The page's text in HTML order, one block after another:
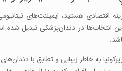
اقتصادی هستید، ایمپلنت‌های
انتخاب‌ها در دندان‌پزشکی تبدیل شده
به خاطر زیبایی و تطابق با